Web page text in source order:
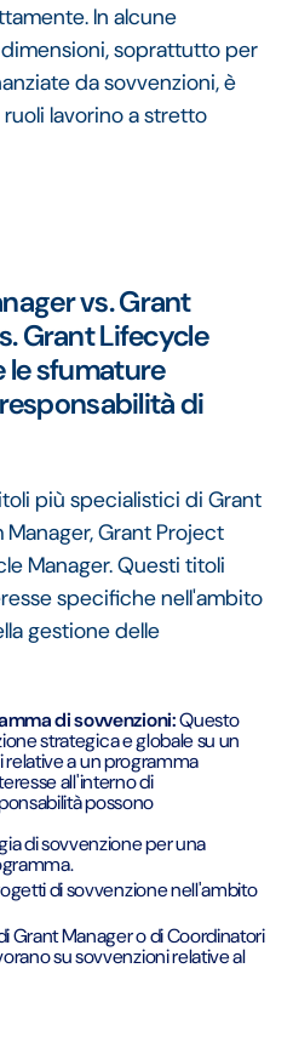
In alcune
soprattutto per
da sovvenzioni, è
lavorino a stretto
vs. Grant
Grant Lifecycle
le sfumature
di
più specialistici di Grant
Manager, Grant Project
Manager. Questi titoli
specifiche nell'ambito
gestione delle
di sovvenzioni:Questo
strategica e globale su un
a un programma
all'interno di
possono
di sovvenzione per una
di sovvenzione nell'ambito
Grant Manager o di Coordinatori
su sovvenzioni relative al